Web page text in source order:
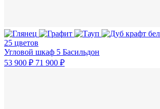
25 цветов
Угловой шкаф 5 Басильдон
53 900 ₽ 71 900 ₽